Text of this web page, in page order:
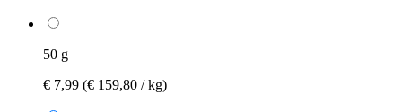
50 g
€ 7,99 (€ 159,80 / kg)